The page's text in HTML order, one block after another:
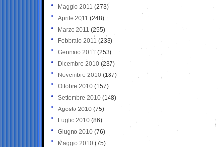
Maggio 2011 (273)
Aprile 2011 (248)
Marzo 2011 (255)
Febbraio 2011 (233)
Gennaio 2011 (253)
Dicembre 2010 (237)
Novembre 2010 (187)
Ottobre 2010 (157)
Settembre 2010 (148)
Agosto 2010 (75)
Luglio 2010 (86)
Giugno 2010 (76)
Maggio 2010 (75)